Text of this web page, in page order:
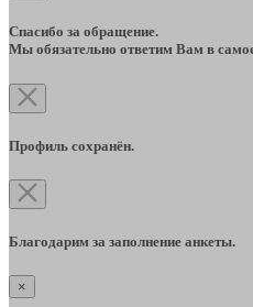
Спасибо за обращение.
Мы обязательно ответим Вам в
Профиль сохранён.
Благодарим за заполнение анкеты.
×